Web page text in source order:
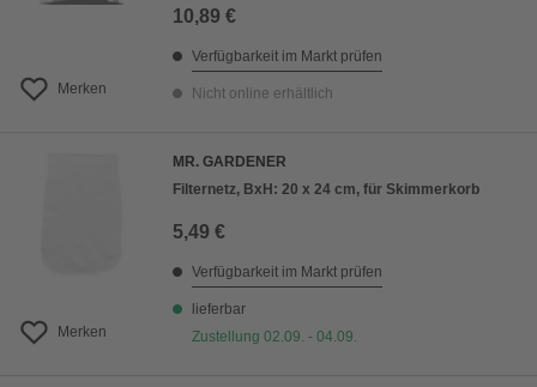
Merken
10,89 €
Verfügbarkeit im Markt prüfen
Nicht online erhältlich
Merken
MR. GARDENER
Filternetz, BxH: 20 x 24 cm, für Skimmerkorb
5,49 €
Verfügbarkeit im Markt prüfen
lieferbar
Zustellung 02.09. - 04.09.